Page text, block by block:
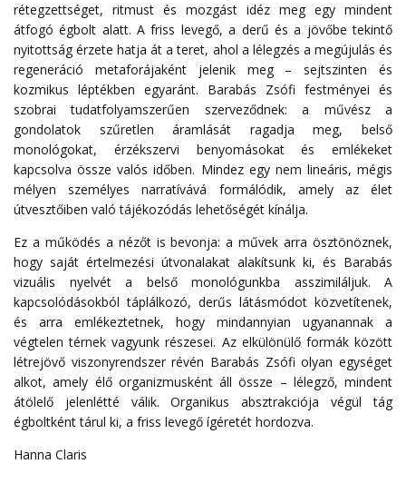
rétegzettséget, ritmust és mozgást idéz meg egy mindent
átfogó égbolt alatt. A friss levegő, a derű és a jövőbe tekintő
nyitottság érzete hatja át a teret, ahol a lélegzés a megújulás és
regeneráció metaforájaként jelenik meg – sejtszinten és
kozmikus léptékben egyaránt. Barabás Zsófi festményei és
szobrai tudatfolyamszerűen szerveződnek: a művész a
gondolatok szűretlen áramlását ragadja meg, belső
monológokat, érzékszervi benyomásokat és emlékeket
kapcsolva össze valós időben. Mindez egy nem lineáris, mégis
mélyen személyes narratívává formálódik, amely az élet
útvesztőiben való tájékozódás lehetőségét kínálja.
Ez a működés a nézőt is bevonja: a művek arra ösztönöznek,
hogy saját értelmezési útvonalakat alakítsunk ki, és Barabás
vizuális nyelvét a belső monológunkba asszimiláljuk. A
kapcsolódásokból táplálkozó, derűs látásmódot közvetítenek,
és arra emlékeztetnek, hogy mindannyian ugyanannak a
végtelen térnek vagyunk részesei. Az elkülönülő formák között
létrejövő viszonyrendszer révén Barabás Zsófi olyan egységet
alkot, amely élő organizmusként áll össze – lélegző, mindent
átölelő jelenlétté válik. Organikus absztrakciója végül tág
égboltként tárul ki, a friss levegő ígéretét hordozva.
Hanna Claris